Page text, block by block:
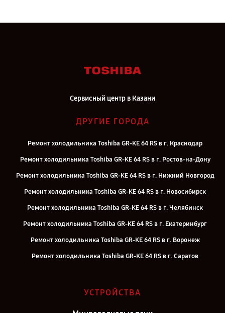
Сервисный центр в Казани
ДРУГИЕ ГОРОДА
Ремонт холодильника Toshiba GR-KE 64 RS в г. Краснодар
Ремонт холодильника Toshiba GR-KE 64 RS в г. Ростов-на-Дону
Ремонт холодильника Toshiba GR-KE 64 RS в г. Нижний Новгород
Ремонт холодильника Toshiba GR-KE 64 RS в г. Новосибирск
Ремонт холодильника Toshiba GR-KE 64 RS в г. Челябинск
Ремонт холодильника Toshiba GR-KE 64 RS в г. Екатеринбург
Ремонт холодильника Toshiba GR-KE 64 RS в г. Воронеж
Ремонт холодильника Toshiba GR-KE 64 RS в г. Саратов
Ремонт холодильника Toshiba GR-KE 64 RS в г. Киров
УСТРОЙСТВА